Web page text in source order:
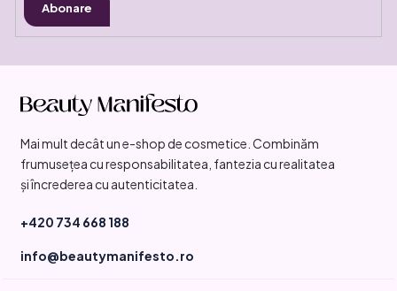
Abonare
Mai mult decât un e-shop de cosmetice. Combinăm
frumusețea cu responsabilitatea, fantezia cu realitatea
și încrederea cu autenticitatea.
+420 734 668 188
info@beautymanifesto.ro